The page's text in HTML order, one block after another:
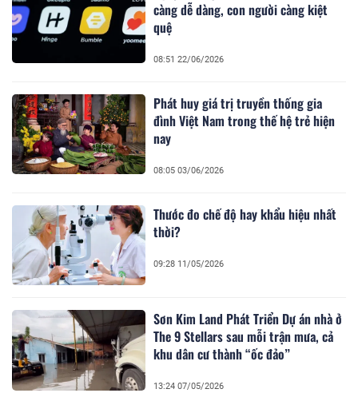
càng dễ dàng, con người càng kiệt
quệ
08:51 22/06/2026
Phát huy giá trị truyền thống gia
đình Việt Nam trong thế hệ trẻ hiện
nay
08:05 03/06/2026
Thước đo chế độ hay khẩu hiệu nhất
thời?
09:28 11/05/2026
Sơn Kim Land Phát Triển Dự án nhà ở
The 9 Stellars sau mỗi trận mưa, cả
khu dân cư thành “ốc đảo”
13:24 07/05/2026